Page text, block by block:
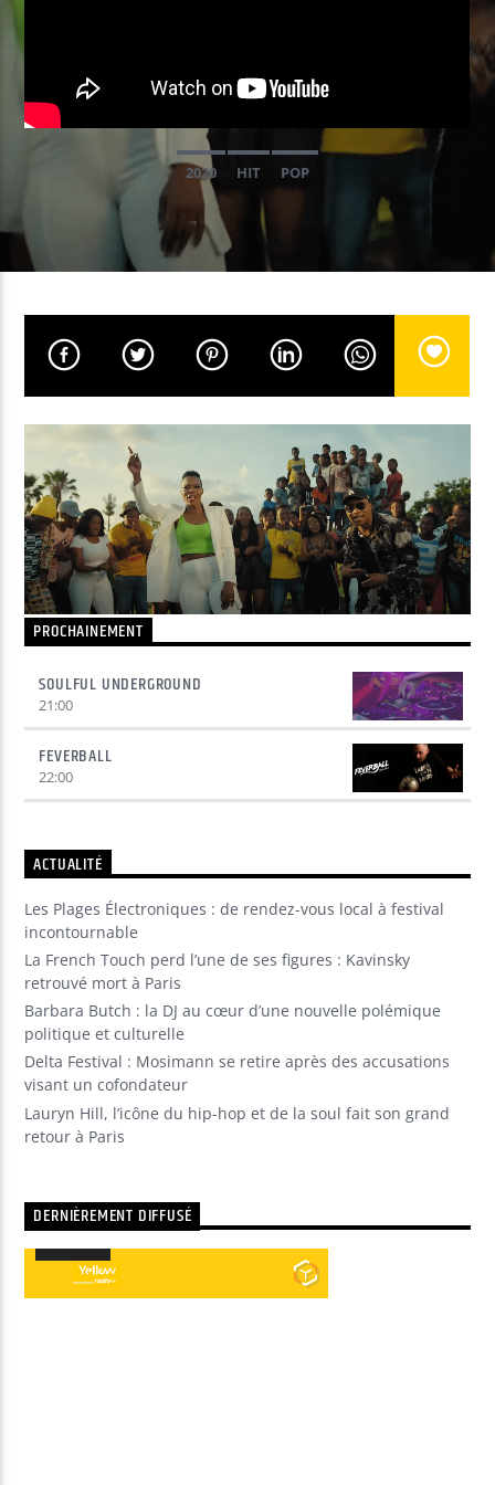
EN CE MOMENT
CLUBBING PARTY
DJ KRIS
EMISSION EN COURS
CLUBBING PARTY
20:00 20:59
UPCOMING SHOW
SOULFUL UNDERGROUND
21:00 21:59
Yellow Radio
Yellow Riviera
2020 HIT POP
PROCHAINEMENT
SOULFUL UNDERGROUND
21:00
FEVERBALL
22:00
ACTUALITÉ
Les Plages Électroniques : de rendez-vous local à festival
incontournable
La French Touch perd l’une de ses figures : Kavinsky
retrouvé mort à Paris
Barbara Butch : la DJ au cœur d’une nouvelle polémique
politique et culturelle
Delta Festival : Mosimann se retire après des accusations
visant un cofondateur
Lauryn Hill, l’icône du hip-hop et de la soul fait son grand
retour à Paris
DERNIÈREMENT DIFFUSÉ
Lecteur
audio